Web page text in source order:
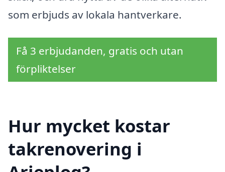
som erbjuds av lokala hantverkare.
Få 3 erbjudanden, gratis och utan
förpliktelser
Hur mycket kostar
takrenovering i